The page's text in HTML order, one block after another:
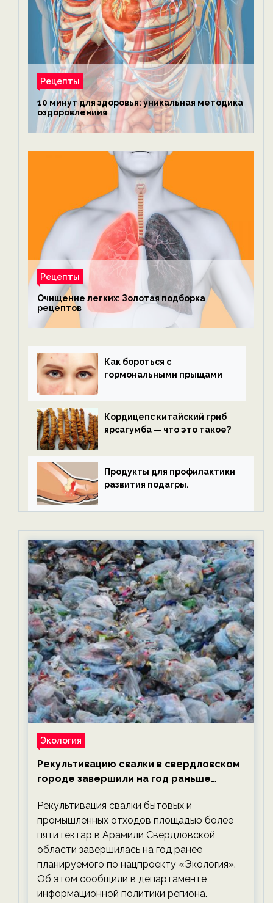
Рецепты
10 минут для здоровья: уникальная методика
оздоровлениия
Рецепты
Очищение легких: Золотая подборка
рецептов
Как бороться с
гормональными прыщами
Кордицепс китайский гриб
ярсагумба — что это такое?
Продукты для профилактики
развития подагры.
Экология
Рекультивацию свалки в свердловском
городе завершили на год раньше
экологии на ECOportal
Рекультивация свалки бытовых и
промышленных отходов площадью более
пяти гектар в Арамили Свердловской
области завершилась на год ранее
планируемого по нацпроекту «Экология».
Об этом сообщили в департаменте
информационной политики региона.